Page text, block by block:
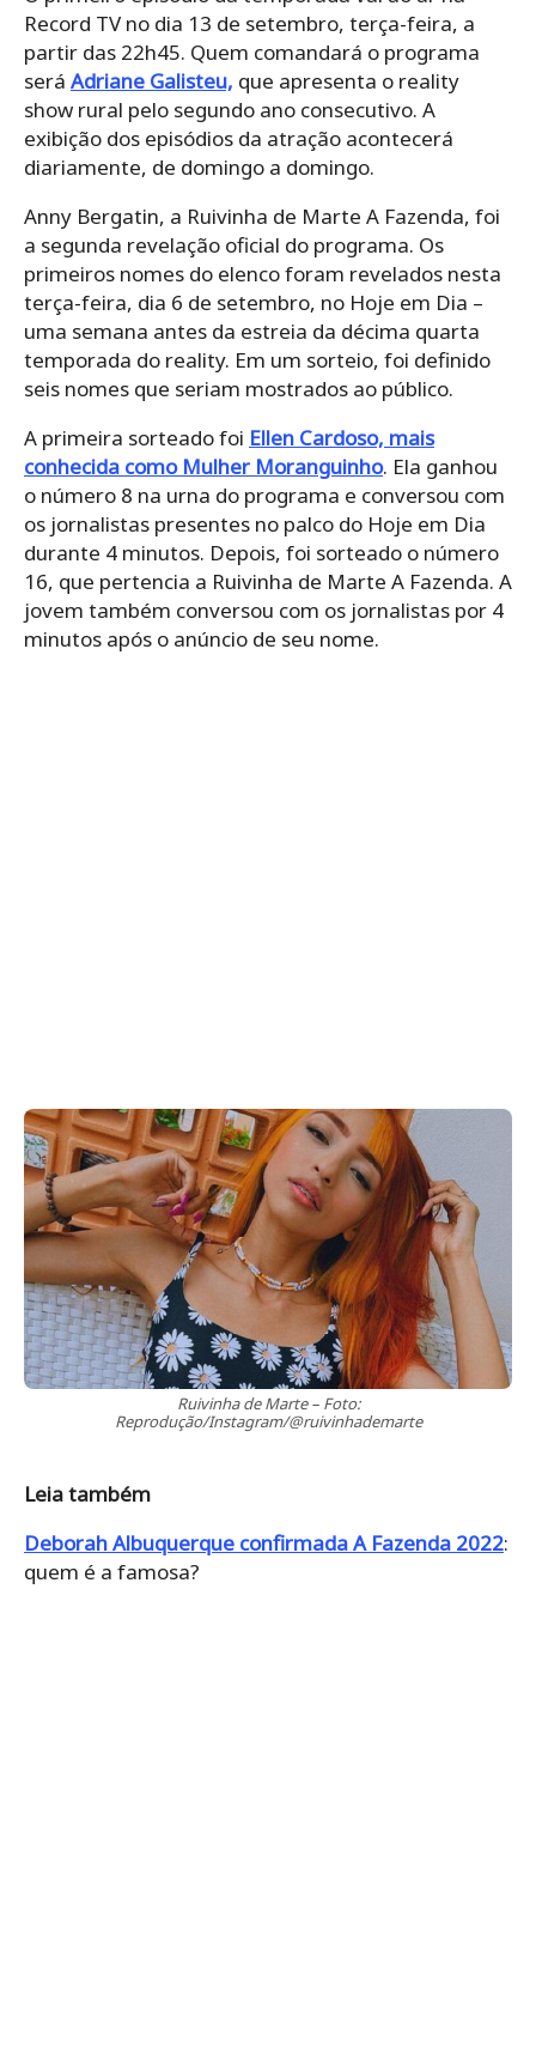
Record TV no dia 13 de setembro, terça-feira, a
partir das 22h45. Quem comandará o programa
será Adriane Galisteu, que apresenta o reality
show rural pelo segundo ano consecutivo. A
exibição dos episódios da atração acontecerá
diariamente, de domingo a domingo.
Anny Bergatin, a Ruivinha de Marte A Fazenda, foi
a segunda revelação oficial do programa. Os
primeiros nomes do elenco foram revelados nesta
terça-feira, dia 6 de setembro, no Hoje em Dia –
uma semana antes da estreia da décima quarta
temporada do reality. Em um sorteio, foi definido
seis nomes que seriam mostrados ao público.
A primeira sorteado foi Ellen Cardoso, mais
conhecida como Mulher Moranguinho. Ela ganhou
o número 8 na urna do programa e conversou com
os jornalistas presentes no palco do Hoje em Dia
durante 4 minutos. Depois, foi sorteado o número
16, que pertencia a Ruivinha de Marte A Fazenda. A
jovem também conversou com os jornalistas por 4
minutos após o anúncio de seu nome.
Ruivinha de Marte – Foto:
Reprodução/Instagram/@ruivinhademarte
Leia também
Deborah Albuquerque confirmada A Fazenda 2022:
quem é a famosa?